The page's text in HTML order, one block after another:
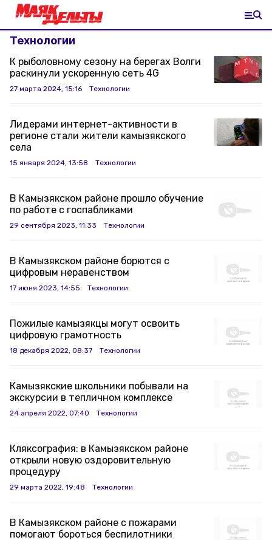
Технологии
К рыболовному сезону на берегах Волги
раскинули ускоренную сеть 4G
27 марта 2024, 15:16 Технологии
Лидерами интернет-активности в
регионе стали жители камызякского
села
15 января 2024, 13:58 Технологии
В Камызякском районе прошло обучение
по работе с госпабликами
29 сентября 2023, 11:33 Технологии
В Камызякском районе борются с
цифровым неравенством
17 июня 2023, 14:55 Технологии
Пожилые камызякцы могут освоить
цифровую грамотность
18 декабря 2022, 08:37 Технологии
Камызякские школьники побывали на
экскурсии в тепличном комплексе
24 апреля 2022, 07:40 Технологии
Кляксография: в Камызякском районе
открыли новую оздоровительную
процедуру
29 марта 2022, 19:48 Технологии
В Камызякском районе с пожарами
помогают бороться беспилотники